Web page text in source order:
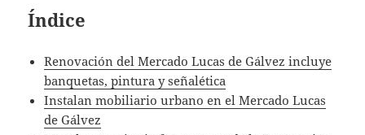
Índice
Renovación del Mercado Lucas de Gálvez incluye
banquetas, pintura y señalética
Instalan mobiliario urbano en el Mercado Lucas
de Gálvez